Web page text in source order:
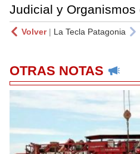
Judicial y Organismos
Volver| La Tecla Patagonia
OTRAS NOTAS